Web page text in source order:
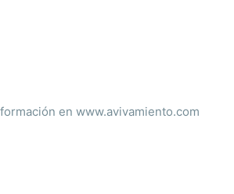
en www.avivamiento.com